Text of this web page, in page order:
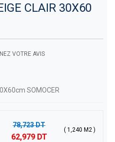
CLAIR 30X60
VOTRE AVIS
SOMOCER
78,723 DT
62,979 DT
( 1,240 M2 )